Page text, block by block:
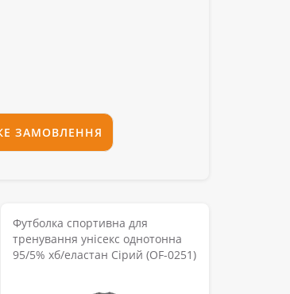
ЗАМОВЛЕННЯ
Футболка спортивна для
тренування унісекс однотонна
95/5% хб/еластан Сірий (OF-0251)